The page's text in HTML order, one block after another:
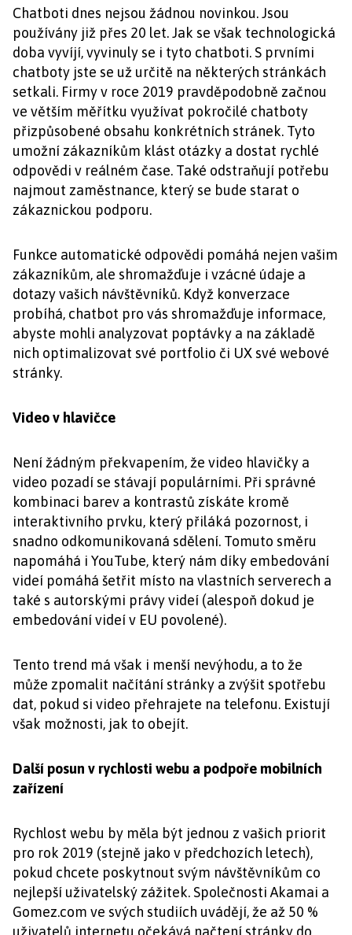
Chatboti dnes nejsou žádnou novinkou. Jsou
používány již přes 20 let. Jak se však technologická
doba vyvíjí, vyvinuly se i tyto chatboti. S prvními
chatboty jste se už určitě na některých stránkách
setkali. Firmy v roce 2019 pravděpodobně začnou
ve větším měřítku využívat pokročilé chatboty
přizpůsobené obsahu konkrétních stránek. Tyto
umožní zákazníkům klást otázky a dostat rychlé
odpovědi v reálném čase. Také odstraňují potřebu
najmout zaměstnance, který se bude starat o
zákaznickou podporu.
Funkce automatické odpovědi pomáhá nejen vašim
zákazníkům, ale shromažďuje i vzácné údaje a
dotazy vašich návštěvníků. Když konverzace
probíhá, chatbot pro vás shromažďuje informace,
abyste mohli analyzovat poptávky a na základě
nich optimalizovat své portfolio či UX své webové
stránky.
Video v hlavičce
Není žádným překvapením, že video hlavičky a
video pozadí se stávají populárními. Při správné
kombinaci barev a kontrastů získáte kromě
interaktivního prvku, který přiláká pozornost, i
snadno odkomunikovaná sdělení. Tomuto směru
napomáhá i YouTube, který nám díky embedování
videí pomáhá šetřit místo na vlastních serverech a
také s autorskými právy videí (alespoň dokud je
embedování videí v EU povolené).
Tento trend má však i menší nevýhodu, a to že
může zpomalit načítání stránky a zvýšit spotřebu
dat, pokud si video přehrajete na telefonu. Existují
však možnosti, jak to obejít.
Další posun v rychlosti webu a podpoře mobilních
zařízení
Rychlost webu by měla být jednou z vašich priorit
pro rok 2019 (stejně jako v předchozích letech),
pokud chcete poskytnout svým návštěvníkům co
nejlepší uživatelský zážitek. Společnosti Akamai a
Gomez.com ve svých studiích uvádějí, že až 50 %
uživatelů internetu očekává načtení stránky do